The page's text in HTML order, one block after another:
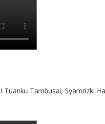
Tuanku Tambusai, Syamrizki